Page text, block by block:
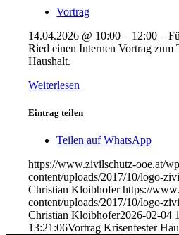
Vortrag
14.04.2026 @ 10:00 – 12:00 –
Ried einen Internen Vortrag zum
Haushalt.
Weiterlesen
Eintrag teilen
Teilen auf WhatsApp
https://www.zivilschutz-ooe.at/
content/uploads/2017/10/logo-
Christian Kloibhofer https://
content/uploads/2017/10/logo-
Christian Kloibhofer2026-02-04
13:21:06Vortrag Krisenfester